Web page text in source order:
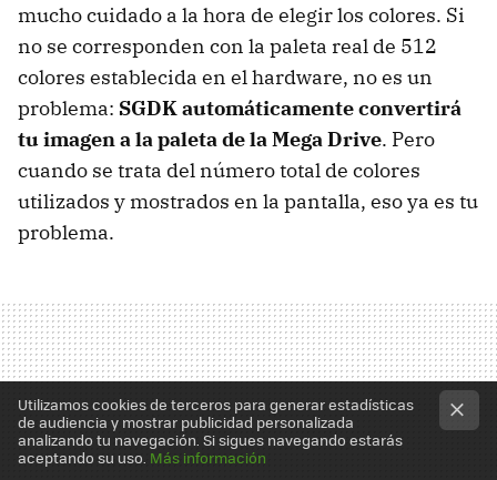
mucho cuidado a la hora de elegir los colores. Si
no se corresponden con la paleta real de 512
colores establecida en el hardware, no es un
problema: SGDK automáticamente convertirá
tu imagen a la paleta de la Mega Drive. Pero
cuando se trata del número total de colores
utilizados y mostrados en la pantalla, eso ya es tu
problema.
Utilizamos cookies de terceros para generar estadísticas
de audiencia y mostrar publicidad personalizada
analizando tu navegación. Si sigues navegando estarás
aceptando su uso. Más información